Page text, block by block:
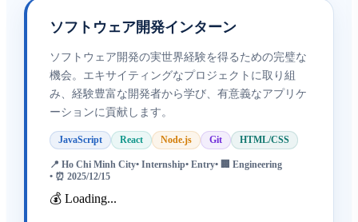
ソフトウェア開発インターン
ソフトウェア開発の実世界経験を得るための完璧な
機会。エキサイティングなプロジェクトに取り組
み、経験豊富な開発者から学び、有意義なアプリケ
ーションに貢献します。
JavaScript React Node.js Git HTML/CSS
📍 Ho Chi Minh City• Internship• Entry• 🏢 Engineering
• ⏰ 2025/12/15
💰 Loading...